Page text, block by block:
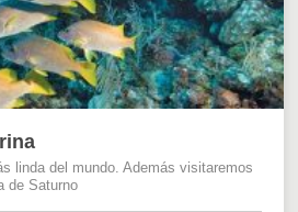
linda del mundo. Además visitaremos
de Saturno